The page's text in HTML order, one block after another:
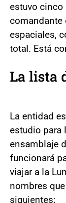
estuvo cinco
comandante
espaciales,
total. Está
La lista
La entidad
estudio para
ensamblaje
funcionará
viajar a la
nombres
siguientes: